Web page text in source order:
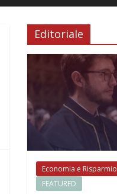
Editoriale
Economia e Risparmio
FEATURED